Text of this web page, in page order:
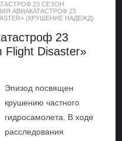
23 СЕЗОН
АВИАКАТАСТРОФ 23
(КРУШЕНИЕ НАДЕЖД)
23
Flight Disaster»
Эпизод посвящен
крушению частного
гидросамолета. В ходе
расследования